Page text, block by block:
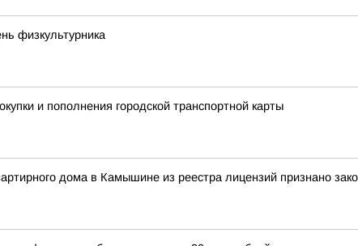
физкультурника
и пополнения городской транспортной карты
дома в Камышине из реестра лицензий признано